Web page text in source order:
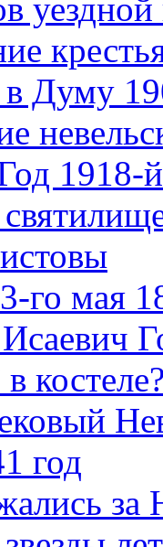
Думу
1918-
го мая
в
год
за